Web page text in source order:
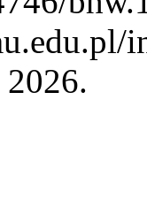
2026.